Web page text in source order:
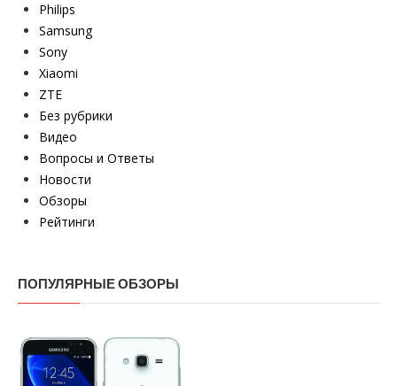
Philips
Samsung
Sony
Xiaomi
ZTE
Без рубрики
Видео
Вопросы и Ответы
Новости
Обзоры
Рейтинги
ПОПУЛЯРНЫЕ ОБЗОРЫ